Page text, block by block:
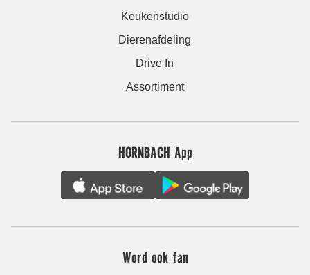
Keukenstudio
Dierenafdeling
Drive In
Assortiment
HORNBACH App
Word ook fan